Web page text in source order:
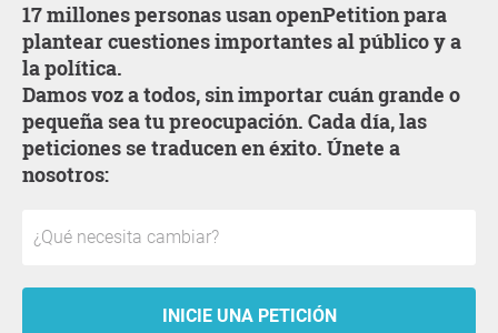
17 millones personas usan openPetition para
plantear cuestiones importantes al público y a
la política.
Damos voz a todos, sin importar cuán grande o
pequeña sea tu preocupación. Cada día, las
peticiones se traducen en éxito. Únete a
nosotros:
INICIE UNA PETICIÓN